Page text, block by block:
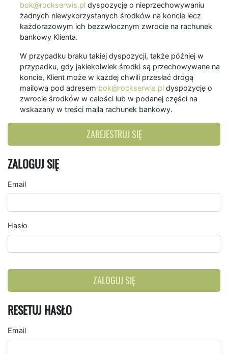
bok@rockserwis.pl dyspozycję o nieprzechowywaniu
żadnych niewykorzystanych środków na koncie lecz
każdorazowym ich bezzwłocznym zwrocie na rachunek
bankowy Klienta.
W przypadku braku takiej dyspozycji, także później w
przypadku, gdy jakiekolwiek środki są przechowywane na
koncie, Klient może w każdej chwili przesłać drogą
mailową pod adresem bok@rockserwis.pl dyspozycję o
zwrocie środków w całości lub w podanej części na
wskazany w treści maila rachunek bankowy.
ZAREJESTRUJ SIĘ
ZALOGUJ SIĘ
Email
Hasło
ZALOGUJ SIĘ
RESETUJ HASŁO
Email